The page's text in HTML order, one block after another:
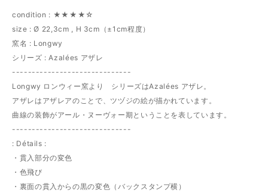
condition : ★★★★☆
size : Ø 22,3cm , H 3cm（±1cm程度）
窯名 : Longwy
シリーズ : Azalées アザレ
------------------------------
Longwy ロンウィー窯より シリーズはAzalées アザレ。
アザレはアザレアのことで、ツヅジの絵が描かれています。
曲線の装飾がアール・ヌーヴォー期ということを表しています。
------------------------------
: Détails :
・貫入部分の変色
・色飛び
・裏面の貫入からの黒の変色（バックスタンプ横）